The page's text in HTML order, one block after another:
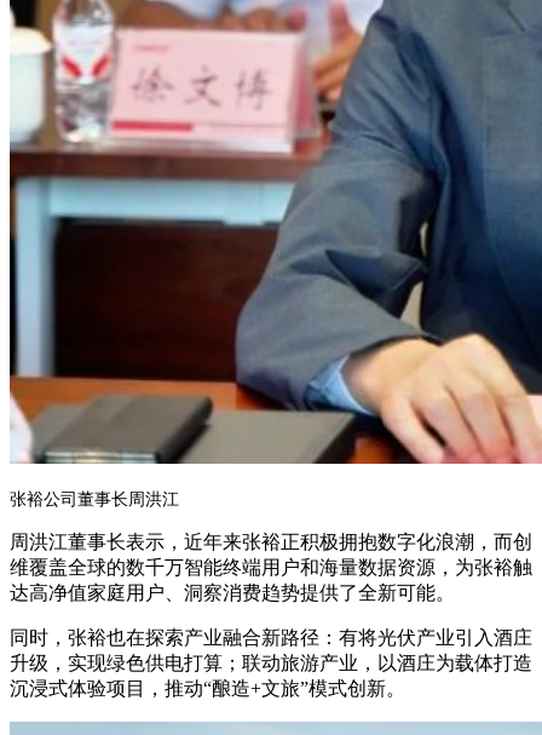
张裕公司董事长周洪江
周洪江董事长表示，近年来张裕正积极拥抱数字化浪潮，而创
维覆盖全球的数千万智能终端用户和海量数据资源，为张裕触
达高净值家庭用户、洞察消费趋势提供了全新可能。
同时，张裕也在探索产业融合新路径：有将光伏产业引入酒庄
升级，实现绿色供电打算；联动旅游产业，以酒庄为载体打造
沉浸式体验项目，推动“酿造+文旅”模式创新。